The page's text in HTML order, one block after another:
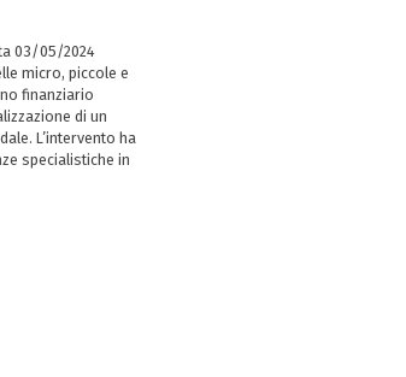
03/05/2024
micro, piccole e
finanziario
di un
L’intervento ha
specialistiche in